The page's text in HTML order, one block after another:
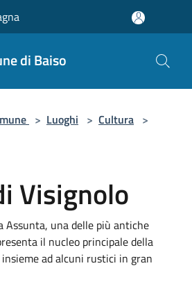
di Baiso
> Luoghi > Cultura >
Visignolo
Assunta, una delle più antiche
il nucleo principale della
ad alcuni rustici in gran